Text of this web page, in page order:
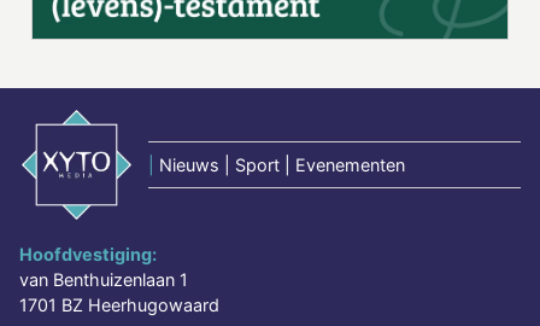
Nieuws | Sport | Evenementen
Hoofdvestiging:
van Benthuizenlaan 1
1701 BZ Heerhugowaard